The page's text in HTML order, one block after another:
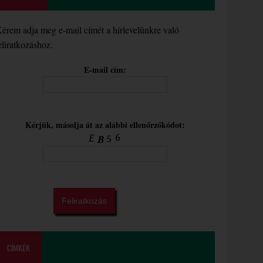
adja meg e-mail címét a hírlevelünkre való
E-mail cím:
Kérjük, másolja át az alábbi ellenőrzőkódot:
CÍMKÉK